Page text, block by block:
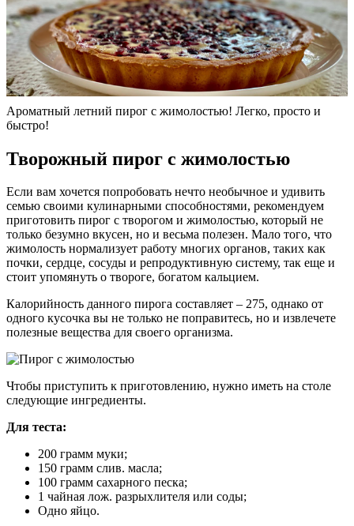
Ароматный летний пирог с жимолостью! Легко, просто и
быстро!
Творожный пирог с жимолостью
Если вам хочется попробовать нечто необычное и удивить
семью своими кулинарными способностями, рекомендуем
приготовить пирог с творогом и жимолостью, который не
только безумно вкусен, но и весьма полезен. Мало того, что
жимолость нормализует работу многих органов, таких как
почки, сердце, сосуды и репродуктивную систему, так еще и
стоит упомянуть о твороге, богатом кальцием.
Калорийность данного пирога составляет – 275, однако от
одного кусочка вы не только не поправитесь, но и извлечете
полезные вещества для своего организма.
Чтобы приступить к приготовлению, нужно иметь на столе
следующие ингредиенты.
Для теста:
200 грамм муки;
150 грамм слив. масла;
100 грамм сахарного песка;
1 чайная лож. разрыхлителя или соды;
Одно яйцо.